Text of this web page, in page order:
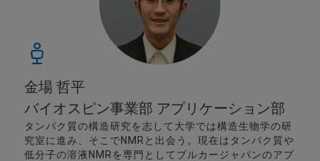
金場 哲平
バイオスピン事業部 アプリケーション部
タンパク質の構造研究を志して大学では構造生物学の研
究室に進み、そこでNMRと出会う。現在はタンパク質や
低分子の溶液NMRを専門としてブルカージャパンのアプ